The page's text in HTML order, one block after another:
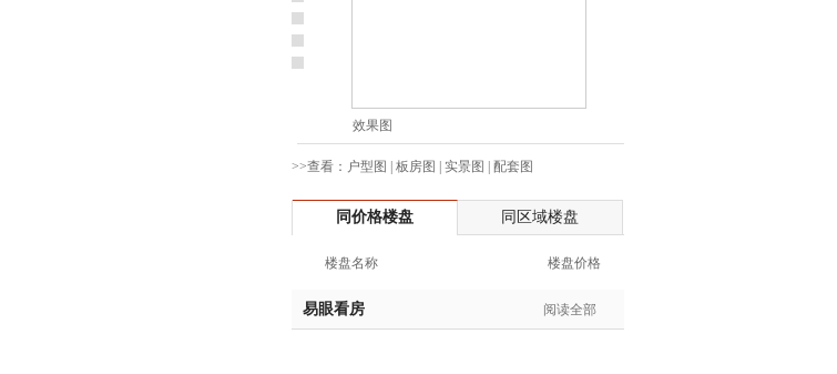
黄先生:136****3612
胡先生:150****0731
邓先生:138****8083
陈先生:159****3332
周先生:138****8967
林女士:136****3668
效果图
>>查看： 户型图 | 板房图 | 实景图 | 配套图
同价格楼盘 同区域楼盘
楼盘名称 楼盘价格
易眼看房 阅读全部